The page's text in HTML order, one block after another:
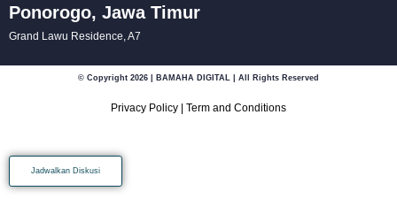
Ponorogo, Jawa Timur
Grand Lawu Residence, A7
© Copyright 2026 | BAMAHA DIGITAL | All Rights Reserved
Privacy Policy Term and Conditions
Jadwalkan Diskusi